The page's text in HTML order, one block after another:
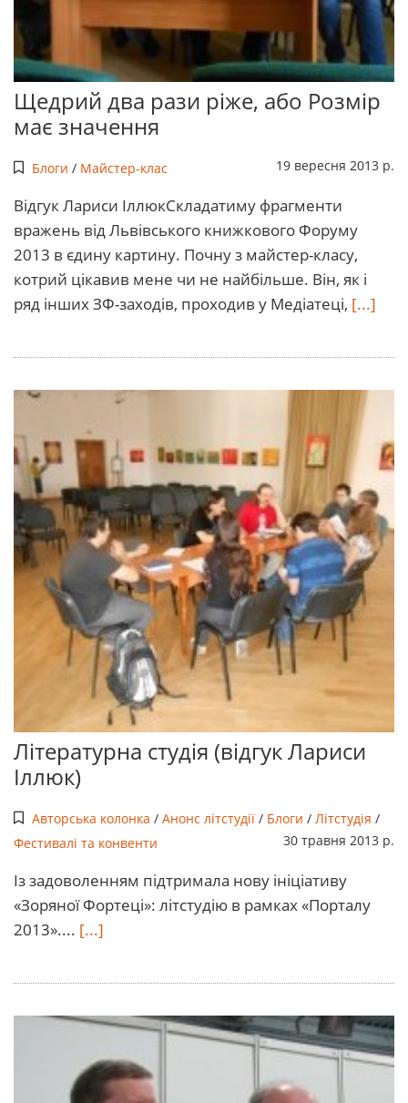
Щедрий два рази ріже, або Розмір
має значення
Блоги / Майстер-клас 19 вересня 2013 р.
Відгук Лариси ІллюкСкладатиму фрагменти
вражень від Львівського книжкового Форуму
2013 в єдину картину. Почну з майстер-класу,
котрий цікавив мене чи не найбільше. Він, як і
ряд інших ЗФ-заходів, проходив у Медіатеці, [...]
Літературна студія (відгук Лариси
Іллюк)
Авторська колонка / Анонс літстудії/ Блоги / Літстудія /
Фестивалі та конвенти
30 травня 2013 р.
Із задоволенням підтримала нову ініціативу
«Зоряної Фортеці»: літстудію в рамках «Порталу
2013».... [...]